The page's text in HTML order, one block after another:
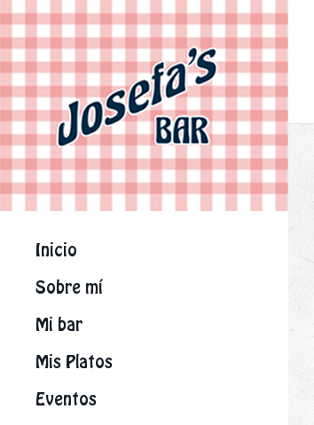
Inicio
Sobre mí
Mi bar
Mis Platos
Eventos